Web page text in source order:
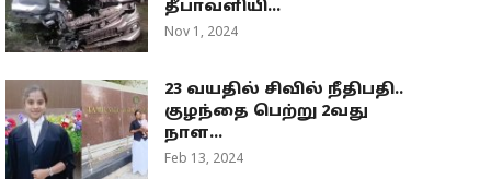
தீபாவளியி...
Nov 1, 2024
23 வயதில் சிவில் நீதிபதி..
குழந்தை பெற்று 2வது
நாள...
Feb 13, 2024